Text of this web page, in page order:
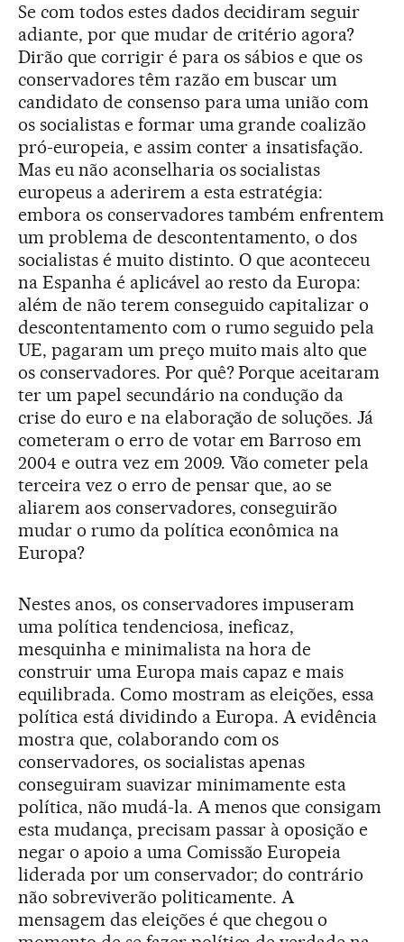
Se com todos estes dados decidiram seguir
adiante, por que mudar de critério agora?
Dirão que corrigir é para os sábios e que os
conservadores têm razão em buscar um
candidato de consenso para uma união com
os socialistas e formar uma grande coalizão
pró-europeia, e assim conter a insatisfação.
Mas eu não aconselharia os socialistas
europeus a aderirem a esta estratégia:
embora os conservadores também enfrentem
um problema de descontentamento, o dos
socialistas é muito distinto. O que aconteceu
na Espanha é aplicável ao resto da Europa:
além de não terem conseguido capitalizar o
descontentamento com o rumo seguido pela
UE, pagaram um preço muito mais alto que
os conservadores. Por quê? Porque aceitaram
ter um papel secundário na condução da
crise do euro e na elaboração de soluções. Já
cometeram o erro de votar em Barroso em
2004 e outra vez em 2009. Vão cometer pela
terceira vez o erro de pensar que, ao se
aliarem aos conservadores, conseguirão
mudar o rumo da política econômica na
Europa?
Nestes anos, os conservadores impuseram
uma política tendenciosa, ineficaz,
mesquinha e minimalista na hora de
construir uma Europa mais capaz e mais
equilibrada. Como mostram as eleições, essa
política está dividindo a Europa. A evidência
mostra que, colaborando com os
conservadores, os socialistas apenas
conseguiram suavizar minimamente esta
política, não mudá-la. A menos que consigam
esta mudança, precisam passar à oposição e
negar o apoio a uma Comissão Europeia
liderada por um conservador; do contrário
não sobreviverão politicamente. A
mensagem das eleições é que chegou o